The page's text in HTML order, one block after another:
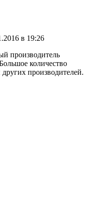
в 19:26
производитель
количество
производителей.